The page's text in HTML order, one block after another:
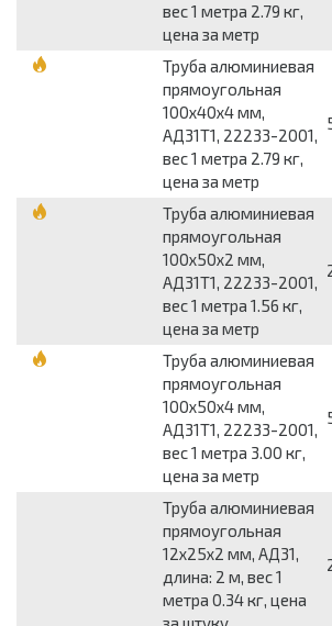
вес 1 метра 2.79 кг,
цена за метр
Труба алюминиевая
прямоугольная
100x40x4 мм,
АД31Т1, 22233-2001,
вес 1 метра 2.79 кг,
цена за метр
Труба алюминиевая
прямоугольная
100x50x2 мм,
АД31Т1, 22233-2001,
вес 1 метра 1.56 кг,
цена за метр
Труба алюминиевая
прямоугольная
100x50x4 мм,
АД31Т1, 22233-2001,
вес 1 метра 3.00 кг,
цена за метр
Труба алюминиевая
прямоугольная
12x25x2 мм, АД31,
длина: 2 м, вес 1
метра 0.34 кг, цена